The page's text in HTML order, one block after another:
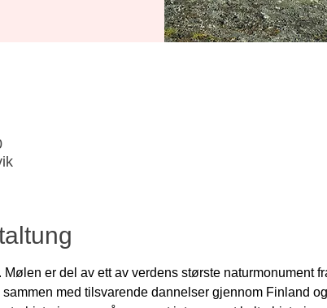
er del av ett av verdens største naturmonument
med tilsvarende dannelser gjennom Finland